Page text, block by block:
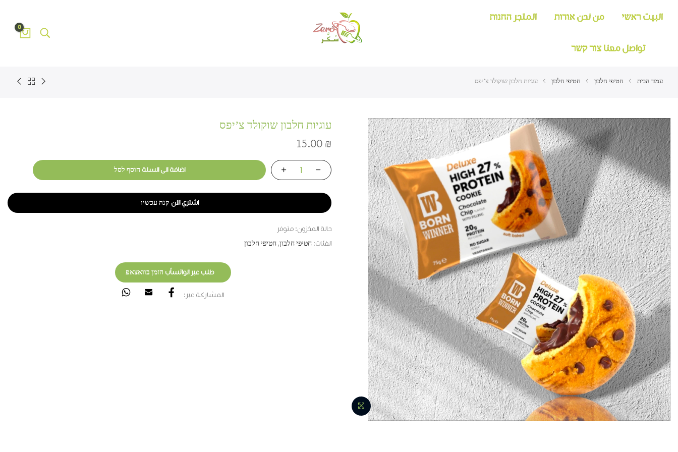
البيت ראשי من نحن אודות المتجر החנות
تواصل معنا צור קשר
0
עמוד הבית חטיפי חלבון חטיפי חלבון עוגיות חלבון שוקולד צ’יפס
עוגיות חלבון שוקולד צ’יפס
15.00 ₪
اضافة الى السلة הוסף לסל
اشتري الان קנה עכשיו
حالة المخزون: متوفر
الفئات: חטיפי חלבון,חטיפי חלבון
طلب عبر الواتسأب הזמן בוואצאפ
المشاركة عبر: